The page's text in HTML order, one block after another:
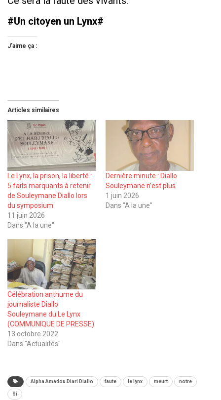
#Un citoyen un Lynx#
J’aime ça :
Articles similaires
Le Lynx, la prison, la liberté :
5 faits marquants à retenir
de Souleymane Diallo lors
du symposium
11 juin 2026
Dans "A la une"
Dernière minute : Diallo
Souleymane n’est plus
1 juin 2026
Dans "A la une"
Célébration anthume du
journaliste Diallo
Souleymane du Le Lynx
(COMMUNIQUE DE PRESSE)
13 octobre 2022
Dans "Actualités"
Alpha Amadou Diari Diallo faute le lynx meurt notre
Si